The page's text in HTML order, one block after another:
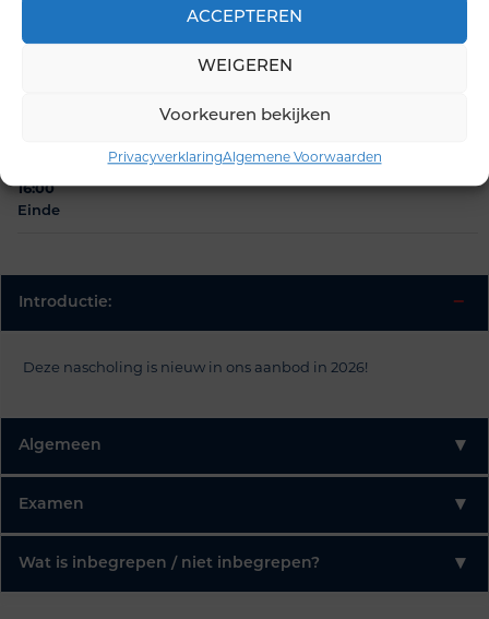
ACCEPTEREN
WEIGEREN
Voorkeuren bekijken
PrivacyverklaringAlgemene Voorwaarden
16:00
Einde
Introductie: −
Deze nascholing is nieuw in ons aanbod in 2026!
Algemeen ▾
Examen ▾
Wat is inbegrepen / niet inbegrepen? ▾